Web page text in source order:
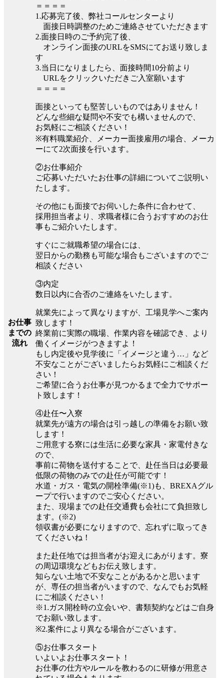
お仕事
までの
流れ
＝＝＝＝
1.応募完了後、弊社コールセンターより
面接日時調整のためご連絡させていただきます
2.面接日時のご予約完了後、
オンライン面接のURLをSMSにてお送り致しま
す
3.当日になりましたら、面接時間10分前より
URLをクリックいただきご入室願います
＝＝＝＝
面接といっても堅苦しいものではありません！
どんな些細な疑問や不安でも構いませんので、
お気軽にご相談ください！
※有料職業紹介、メーカー面接雇用の場合、メーカ
ーにて2次面接を行います。
②お仕事紹介
ご応募いただいたお仕事の詳細についてご説明い
たします。
その他にも面接でお伺いした条件に合わせて、
採用担当者より、求職者様に合うおすすめのお仕
事もご紹介いたします。
すぐにご就職希望の場合には、
翌日からの勤務も可能な場合もございますのでご
相談ください
③内定
数日以内に合否のご連絡をいたします。
就業先によって異なりますが、工場見学へご案内
致します！
終業前に実際の職場、作業内容を確認でき、より
働くイメージがつきますよ！
もし内定後や見学後に「イメージと違う…」など
不安なことがございましたらお気軽にご相談くだ
さい！
ご希望に合うお仕事が見つかるまで全力でサポー
ト致します！
④赴任〜入寮
就業先が遠方の場合は引っ越しの準備をお願い致
します！
ご用意する寮には生活に必要な家具・家電付きな
ので、
事前に荷物を送付することで、赴任当日は必要最
低限の荷物のみでの赴任が可能です！
水道・ガス・電気の開栓準備(※1)も、BREXAグル
ープで行いますのでご安心ください。
また、現場までの赴任交通費も会社にて負担致し
ます。(※2)
領収書が必要になりますので、忘れずに取ってき
てくださいね！
また赴任地では担当者がお迎えにあがります。寮
の周辺環境などもお伝え致します。
知らない土地で不安なことがあるかと思います
が、専任の担当者がいますので、なんでもお気軽
にご相談ください！
※1.ガス開栓時の立会いや、書類契約などはご自身
でお願い致します。
※2.案件により異なる場合がございます。
⑤お仕事スタート
いよいよお仕事スタート！
お仕事の仕方やルールを教わるのに研修が用意さ